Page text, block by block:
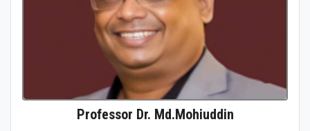
Professor Dr. Md.Mohiuddin